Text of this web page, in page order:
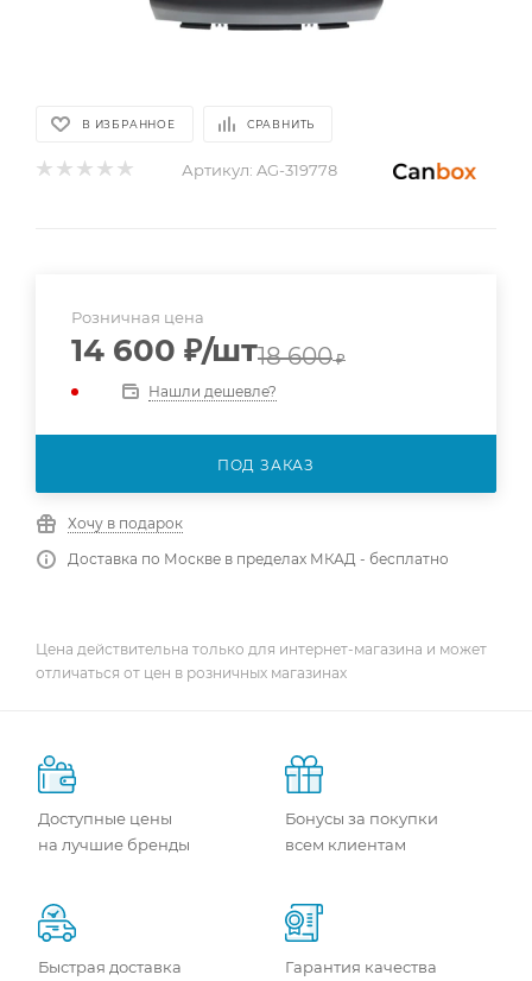
В ИЗБРАННОЕ СРАВНИТЬ
Артикул: AG-319778
Розничная цена
14 600 ₽/шт18 600₽
Нашли дешевле?
ПОД ЗАКАЗ
Хочу в подарок
Доставка по Москве в пределах МКАД - бесплатно
Цена действительна только для интернет-магазина и может
отличаться от цен в розничных магазинах
Доступные цены
на лучшие бренды
Бонусы за покупки
всем клиентам
Быстрая доставка
Гарантия качества